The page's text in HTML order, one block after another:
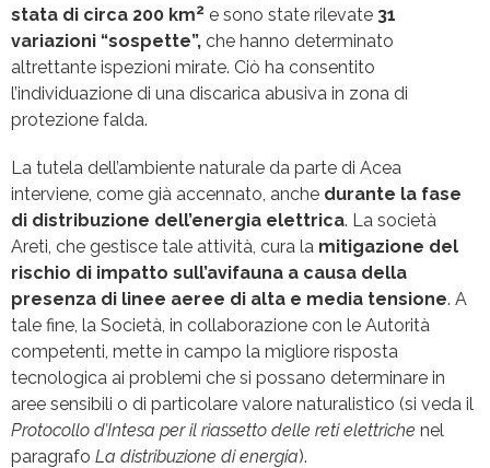
stata di circa 200 km2 e sono state rilevate 31
variazioni “sospette”, che hanno determinato
altrettante ispezioni mirate. Ciò ha consentito
l’individuazione di una discarica abusiva in zona di
protezione falda.
La tutela dell’ambiente naturale da parte di Acea
interviene, come già accennato, anche durante la fase
di distribuzione dell’energia elettrica. La società
Areti, che gestisce tale attività, cura la mitigazione del
rischio di impatto sull’avifauna a causa della
presenza di linee aeree di alta e media tensione. A
tale fine, la Società, in collaborazione con le Autorità
competenti, mette in campo la migliore risposta
tecnologica ai problemi che si possano determinare in
aree sensibili o di particolare valore naturalistico (si veda il
Protocollo d’Intesa per il riassetto delle reti elettriche nel
paragrafo La distribuzione di energia).